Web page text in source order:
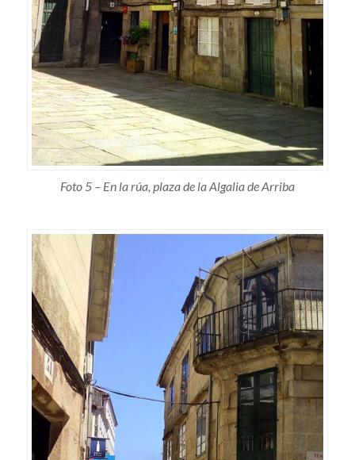
Foto 5 – En la rúa, plaza de la Algalia de Arriba